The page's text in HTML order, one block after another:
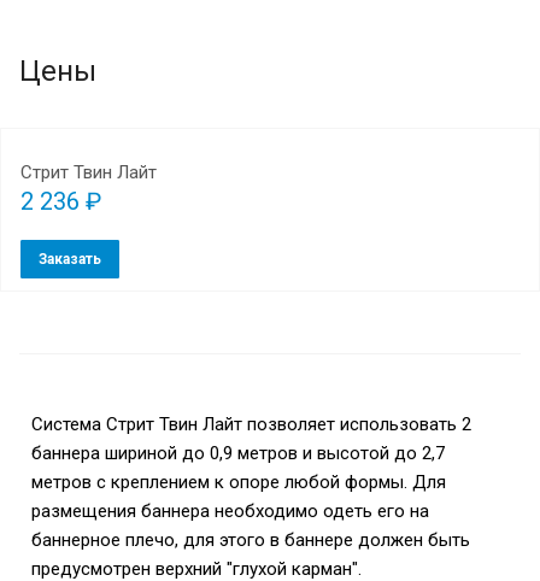
Цены
Стрит Твин Лайт
2 236 ₽
Заказать
Система Стрит Твин Лайт позволяет использовать 2
баннера шириной до 0,9 метров и высотой до 2,7
метров с креплением к опоре любой формы. Для
размещения баннера необходимо одеть его на
баннерное плечо, для этого в баннере должен быть
предусмотрен верхний "глухой карман".